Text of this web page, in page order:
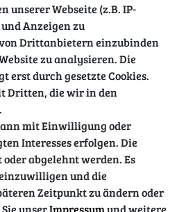
unserer Webseite (z.B. IP-
Anzeigen zu
Drittanbietern einzubinden
zu analysieren. Die
erst durch gesetzte Cookies.
Dritten, die wir in den
mit Einwilligung oder
Interesses erfolgen. Die
abgelehnt werden. Es
und die
Zeitpunkt zu ändern oder
unserImpressumund weitere